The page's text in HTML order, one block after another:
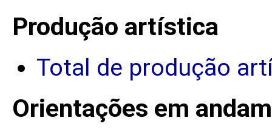
Produção artística
Total de produção
Orientações em